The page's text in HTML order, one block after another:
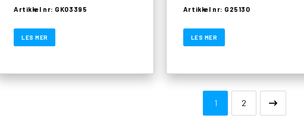
Artikkel nr: GK03395
LES MER
Artikkel nr: G25130
LES MER
1 2 Next